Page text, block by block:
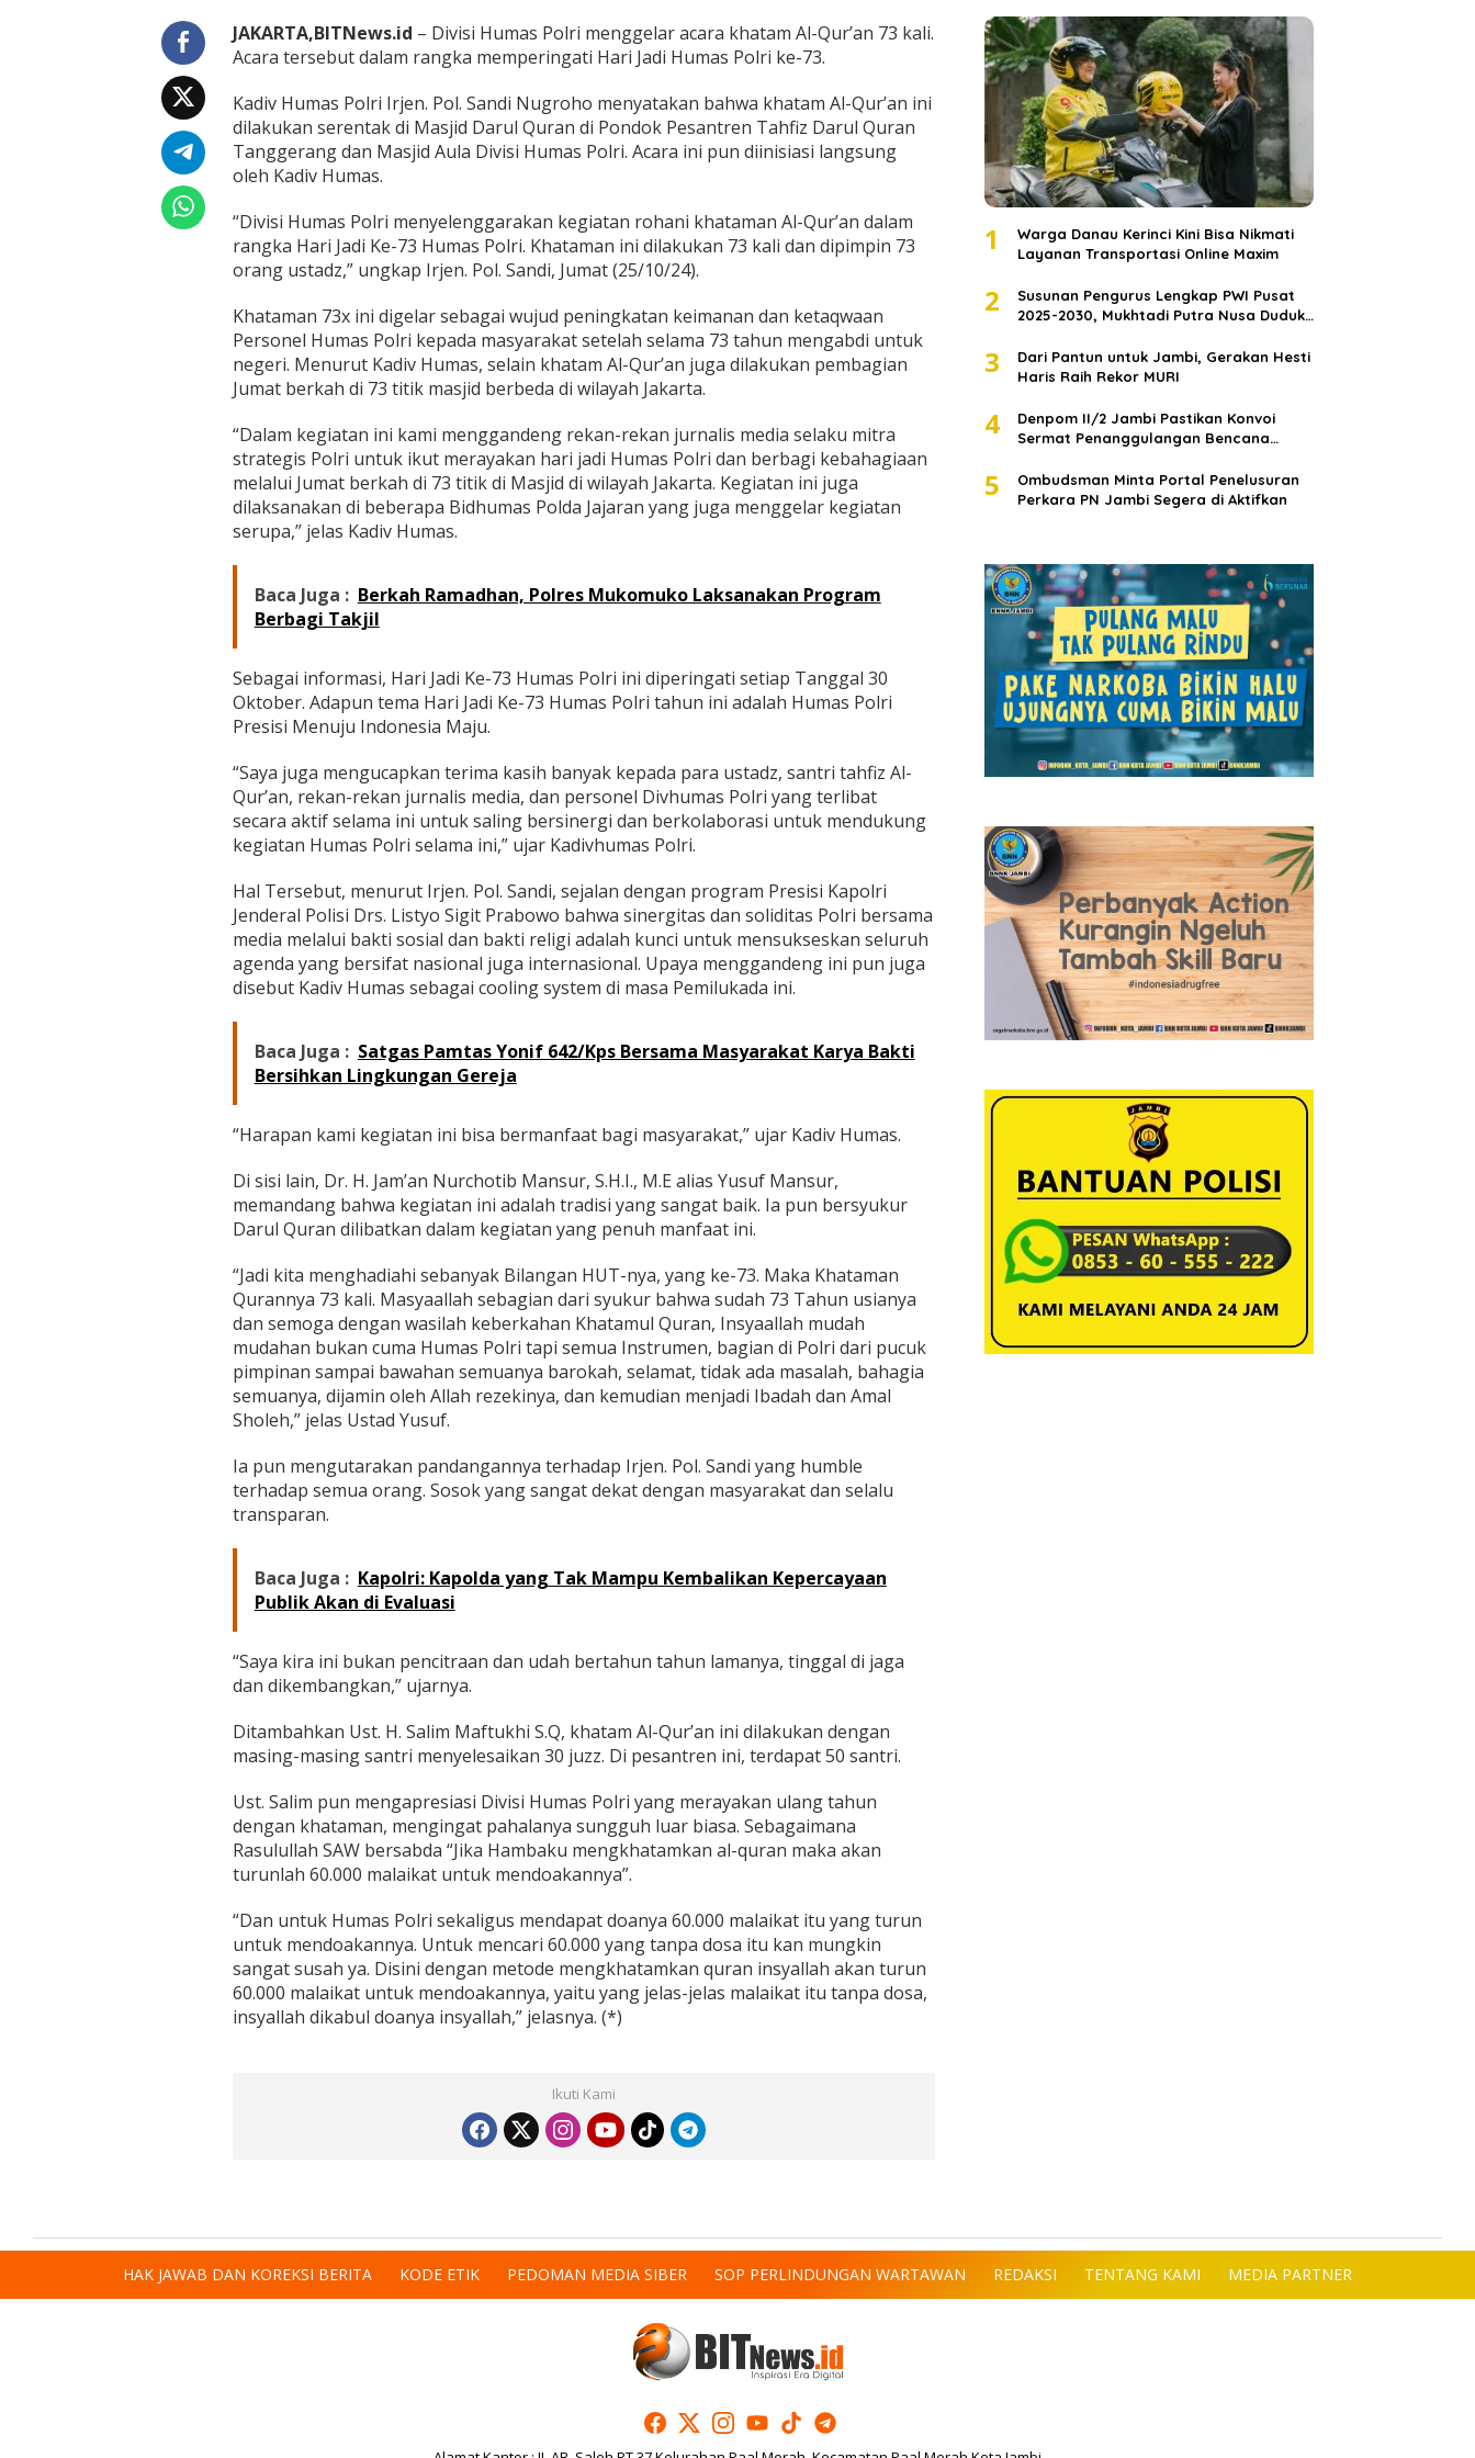
h
d
i
3
T
t
i
JAKARTA,BITNews.id – Divisi Humas Polri menggelar acara khatam Al-Qur’an 73 kali.
Acara tersebut dalam rangka memperingati Hari Jadi Humas Polri ke-73.
Kadiv Humas Polri Irjen. Pol. Sandi Nugroho menyatakan bahwa khatam Al-Qur’an ini
dilakukan serentak di Masjid Darul Quran di Pondok Pesantren Tahfiz Darul Quran
Tanggerang dan Masjid Aula Divisi Humas Polri. Acara ini pun diinisiasi langsung
oleh Kadiv Humas.
“Divisi Humas Polri menyelenggarakan kegiatan rohani khataman Al-Qur’an dalam
rangka Hari Jadi Ke-73 Humas Polri. Khataman ini dilakukan 73 kali dan dipimpin 73
orang ustadz,” ungkap Irjen. Pol. Sandi, Jumat (25/10/24).
Khataman 73x ini digelar sebagai wujud peningkatan keimanan dan ketaqwaan
Personel Humas Polri kepada masyarakat setelah selama 73 tahun mengabdi untuk
negeri. Menurut Kadiv Humas, selain khatam Al-Qur’an juga dilakukan pembagian
Jumat berkah di 73 titik masjid berbeda di wilayah Jakarta.
“Dalam kegiatan ini kami menggandeng rekan-rekan jurnalis media selaku mitra
strategis Polri untuk ikut merayakan hari jadi Humas Polri dan berbagi kebahagiaan
melalui Jumat berkah di 73 titik di Masjid di wilayah Jakarta. Kegiatan ini juga
dilaksanakan di beberapa Bidhumas Polda Jajaran yang juga menggelar kegiatan
serupa,” jelas Kadiv Humas.
Baca Juga : Berkah Ramadhan, Polres Mukomuko Laksanakan Program
Berbagi Takjil
Sebagai informasi, Hari Jadi Ke-73 Humas Polri ini diperingati setiap Tanggal 30
Oktober. Adapun tema Hari Jadi Ke-73 Humas Polri tahun ini adalah Humas Polri
Presisi Menuju Indonesia Maju.
“Saya juga mengucapkan terima kasih banyak kepada para ustadz, santri tahfiz Al-
Qur’an, rekan-rekan jurnalis media, dan personel Divhumas Polri yang terlibat
secara aktif selama ini untuk saling bersinergi dan berkolaborasi untuk mendukung
kegiatan Humas Polri selama ini,” ujar Kadivhumas Polri.
Hal Tersebut, menurut Irjen. Pol. Sandi, sejalan dengan program Presisi Kapolri
Jenderal Polisi Drs. Listyo Sigit Prabowo bahwa sinergitas dan soliditas Polri bersama
media melalui bakti sosial dan bakti religi adalah kunci untuk mensukseskan seluruh
agenda yang bersifat nasional juga internasional. Upaya menggandeng ini pun juga
disebut Kadiv Humas sebagai cooling system di masa Pemilukada ini.
Baca Juga : Satgas Pamtas Yonif 642/Kps Bersama Masyarakat Karya Bakti
Bersihkan Lingkungan Gereja
“Harapan kami kegiatan ini bisa bermanfaat bagi masyarakat,” ujar Kadiv Humas.
Di sisi lain, Dr. H. Jam’an Nurchotib Mansur, S.H.I., M.E alias Yusuf Mansur,
memandang bahwa kegiatan ini adalah tradisi yang sangat baik. Ia pun bersyukur
Darul Quran dilibatkan dalam kegiatan yang penuh manfaat ini.
“Jadi kita menghadiahi sebanyak Bilangan HUT-nya, yang ke-73. Maka Khataman
Qurannya 73 kali. Masyaallah sebagian dari syukur bahwa sudah 73 Tahun usianya
dan semoga dengan wasilah keberkahan Khatamul Quran, Insyaallah mudah
mudahan bukan cuma Humas Polri tapi semua Instrumen, bagian di Polri dari pucuk
pimpinan sampai bawahan semuanya barokah, selamat, tidak ada masalah, bahagia
semuanya, dijamin oleh Allah rezekinya, dan kemudian menjadi Ibadah dan Amal
Sholeh,” jelas Ustad Yusuf.
Ia pun mengutarakan pandangannya terhadap Irjen. Pol. Sandi yang humble
terhadap semua orang. Sosok yang sangat dekat dengan masyarakat dan selalu
transparan.
Baca Juga : Kapolri: Kapolda yang Tak Mampu Kembalikan Kepercayaan
Publik Akan di Evaluasi
“Saya kira ini bukan pencitraan dan udah bertahun tahun lamanya, tinggal di jaga
dan dikembangkan,” ujarnya.
Ditambahkan Ust. H. Salim Maftukhi S.Q, khatam Al-Qur’an ini dilakukan dengan
masing-masing santri menyelesaikan 30 juzz. Di pesantren ini, terdapat 50 santri.
Ust. Salim pun mengapresiasi Divisi Humas Polri yang merayakan ulang tahun
dengan khataman, mengingat pahalanya sungguh luar biasa. Sebagaimana
Rasulullah SAW bersabda “Jika Hambaku mengkhatamkan al-quran maka akan
turunlah 60.000 malaikat untuk mendoakannya”.
“Dan untuk Humas Polri sekaligus mendapat doanya 60.000 malaikat itu yang turun
untuk mendoakannya. Untuk mencari 60.000 yang tanpa dosa itu kan mungkin
sangat susah ya. Disini dengan metode mengkhatamkan quran insyallah akan turun
60.000 malaikat untuk mendoakannya, yaitu yang jelas-jelas malaikat itu tanpa dosa,
insyallah dikabul doanya insyallah,” jelasnya. (*)
Ikuti Kami
1
Warga Danau Kerinci Kini Bisa Nikmati
Layanan Transportasi Online Maxim
2
Susunan Pengurus Lengkap PWI Pusat
2025-2030, Mukhtadi Putra Nusa Duduki
3
Dari Pantun untuk Jambi, Gerakan Hesti
Haris Raih Rekor MURI
4
Denpom II/2 Jambi Pastikan Konvoi
Sermat Penanggulangan Bencana
5
Ombudsman Minta Portal Penelusuran
Perkara PN Jambi Segera di Aktifkan
HAK JAWAB DAN KOREKSI BERITA KODE ETIK PEDOMAN MEDIA SIBER SOP PERLINDUNGAN WARTAWAN REDAKSI TENTANG KAMI MEDIA PARTNER